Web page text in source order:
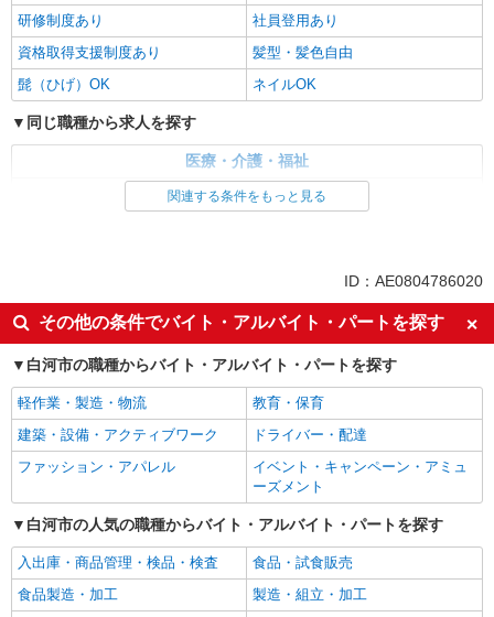
研修制度あり
社員登用あり
資格取得支援制度あり
髪型・髪色自由
髭（ひげ）OK
ネイルOK
同じ職種から求人を探す
医療・介護・福祉
副業・WワークOK
交通費支給
社会保険あり
産休・育休取得実績あり
社員登用あり
関連する条件をもっと見る
ID：AE0804786020
その他の条件でバイト・アルバイト・パートを探す
白河市の職種からバイト・アルバイト・パートを探す
軽作業・製造・物流
教育・保育
建築・設備・アクティブワーク
ドライバー・配達
ファッション・アパレル
イベント・キャンペーン・アミュ
ーズメント
白河市の人気の職種からバイト・アルバイト・パートを探す
入出庫・商品管理・検品・検査
食品・試食販売
食品製造・加工
製造・組立・加工